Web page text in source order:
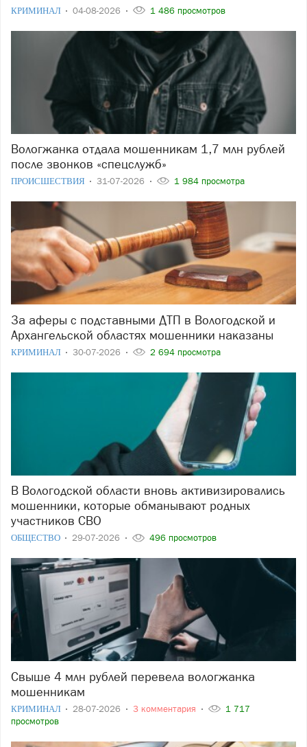
КРИМИНАЛ 04-08-2026 1 486 просмотров
Вологжанка отдала мошенникам 1,7 млн рублей
после звонков «спецслужб»
ПРОИСШЕСТВИЯ 31-07-2026 1 984 просмотра
За аферы с подставными ДТП в Вологодской и
Архангельской областях мошенники наказаны
КРИМИНАЛ 30-07-2026 2 694 просмотра
В Вологодской области вновь активизировались
мошенники, которые обманывают родных
участников СВО
ОБЩЕСТВО 29-07-2026 496 просмотров
Свыше 4 млн рублей перевела вологжанка
мошенникам
КРИМИНАЛ 28-07-2026 3 комментария
1 717
просмотров